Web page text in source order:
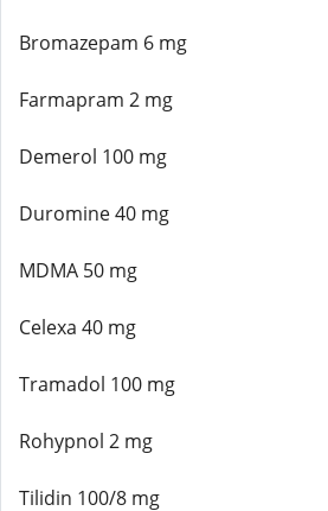
Bromazepam 6 mg
Farmapram 2 mg
Demerol 100 mg
Duromine 40 mg
MDMA 50 mg
Celexa 40 mg
Tramadol 100 mg
Rohypnol 2 mg
Tilidin 100/8 mg